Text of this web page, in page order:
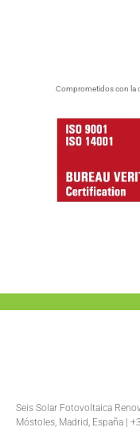
Comprometidos con la
Seis Solar Fotovoltaica
Móstoles, Madrid, España |